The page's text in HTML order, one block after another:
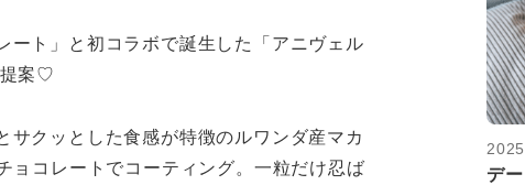
ート」と初コラボで誕生した「アニヴェル
提案♡
サクッとした食感が特徴のルワンダ産マカ
ョコレートでコーティング。一粒だけ忍ば
デ